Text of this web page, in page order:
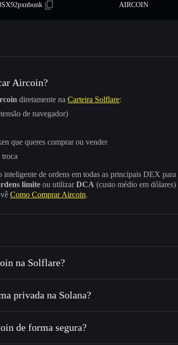
AIRCOIN
Aircoin?
diretamente na Carteira Solflare:
de navegador)
que queres comprar ou vender
de ordens em todas as principais DEX
limite ou utilizarDCA (custo médio em dólares)
Como Comprar Aircoin.
na Solflare?
AIRCOIN por SOL, USDC ou milhares de outros
faseada ao longo do tempo em AIRCOIN
privada na Solana?
de Privacidade
de forma segura?